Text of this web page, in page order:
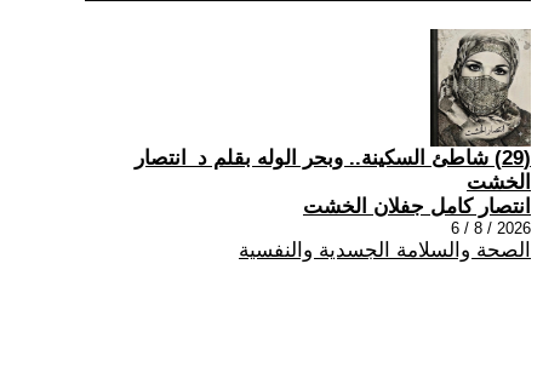
(29) شاطئ السكينة.. وبحر الوله بقلم د_انتصار
الخشت
انتصار كامل جفلان الخشت
2026 / 8 / 6
الصحة والسلامة الجسدية والنفسية